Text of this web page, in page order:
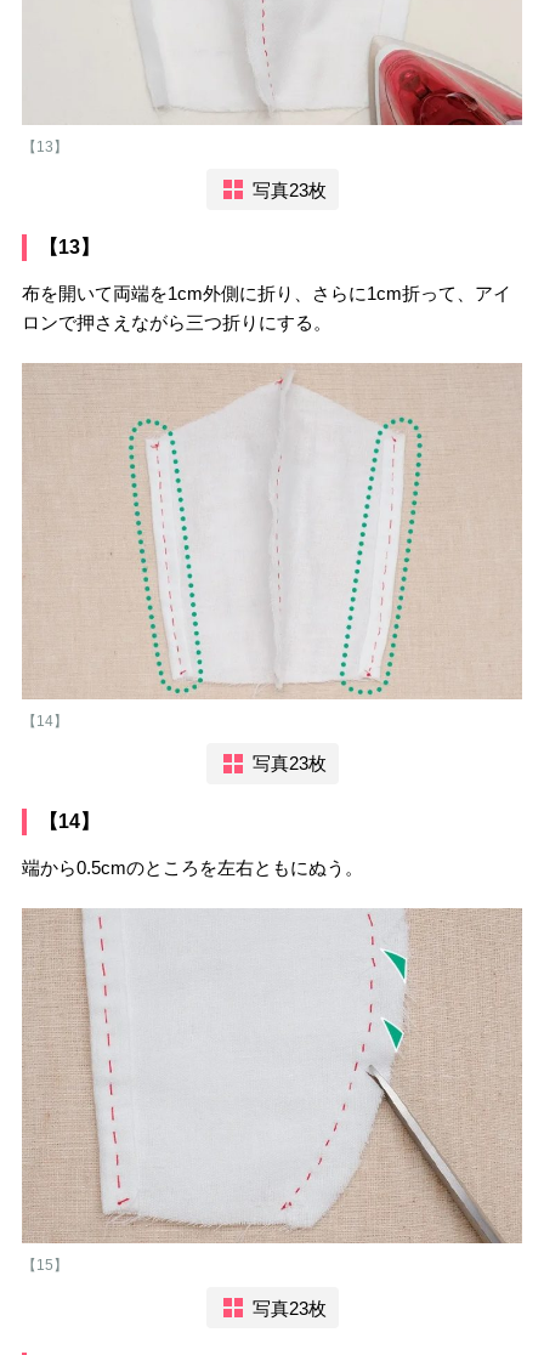
【13】
写真23枚
【13】
布を開いて両端を1cm外側に折り、さらに1cm折って、アイ
ロンで押さえながら三つ折りにする。
【14】
写真23枚
【14】
端から0.5cmのところを左右ともにぬう。
【15】
写真23枚